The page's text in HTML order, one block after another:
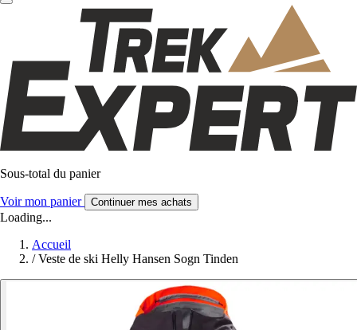
Sous-total du panier
Voir mon panier Continuer mes achats
Loading...
Accueil
/ Veste de ski Helly Hansen Sogn Tinden